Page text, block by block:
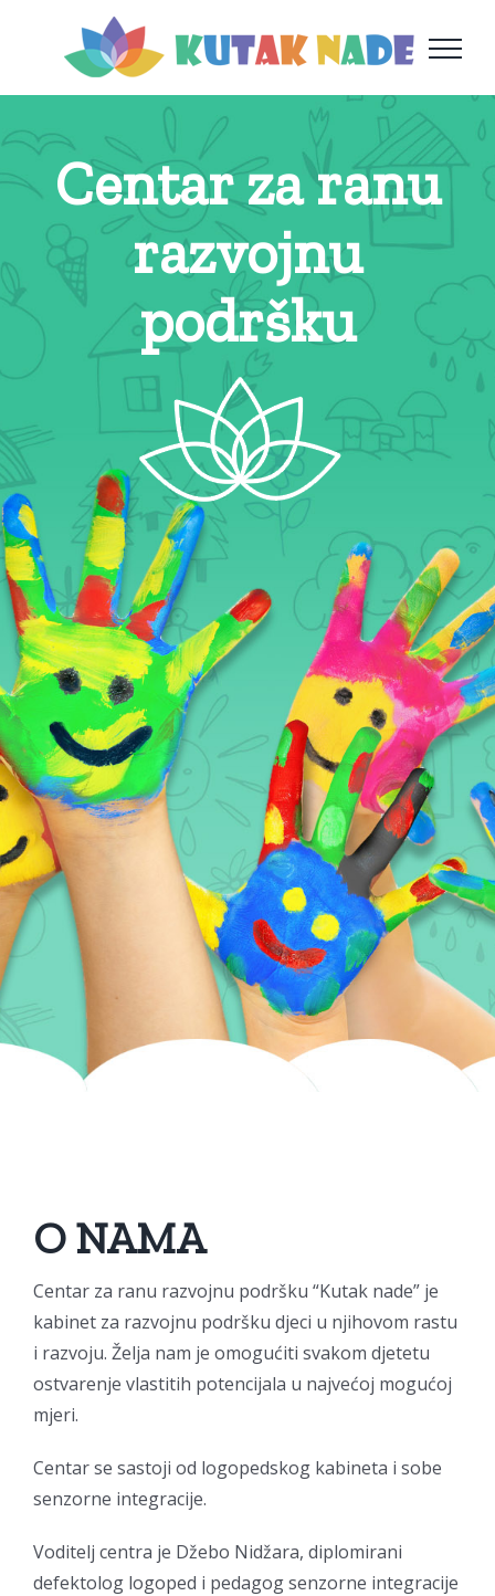
Centar za ranu
razvojnu
podršku
O NAMA
Centar za ranu razvojnu podršku “Kutak nade” je
kabinet za razvojnu podršku djeci u njihovom rastu
i razvoju. Želja nam je omogućiti svakom djetetu
ostvarenje vlastitih potencijala u najvećoj mogućoj
mjeri.
Centar se sastoji od logopedskog kabineta i sobe
senzorne integracije.
Voditelj centra je Džebo Nidžara, diplomirani
defektolog logoped i pedagog senzorne integracije